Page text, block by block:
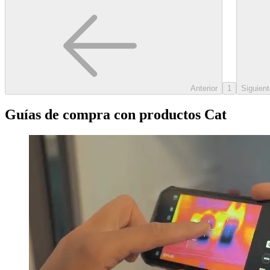
Anterior 1
Guías de compra con productos Cat